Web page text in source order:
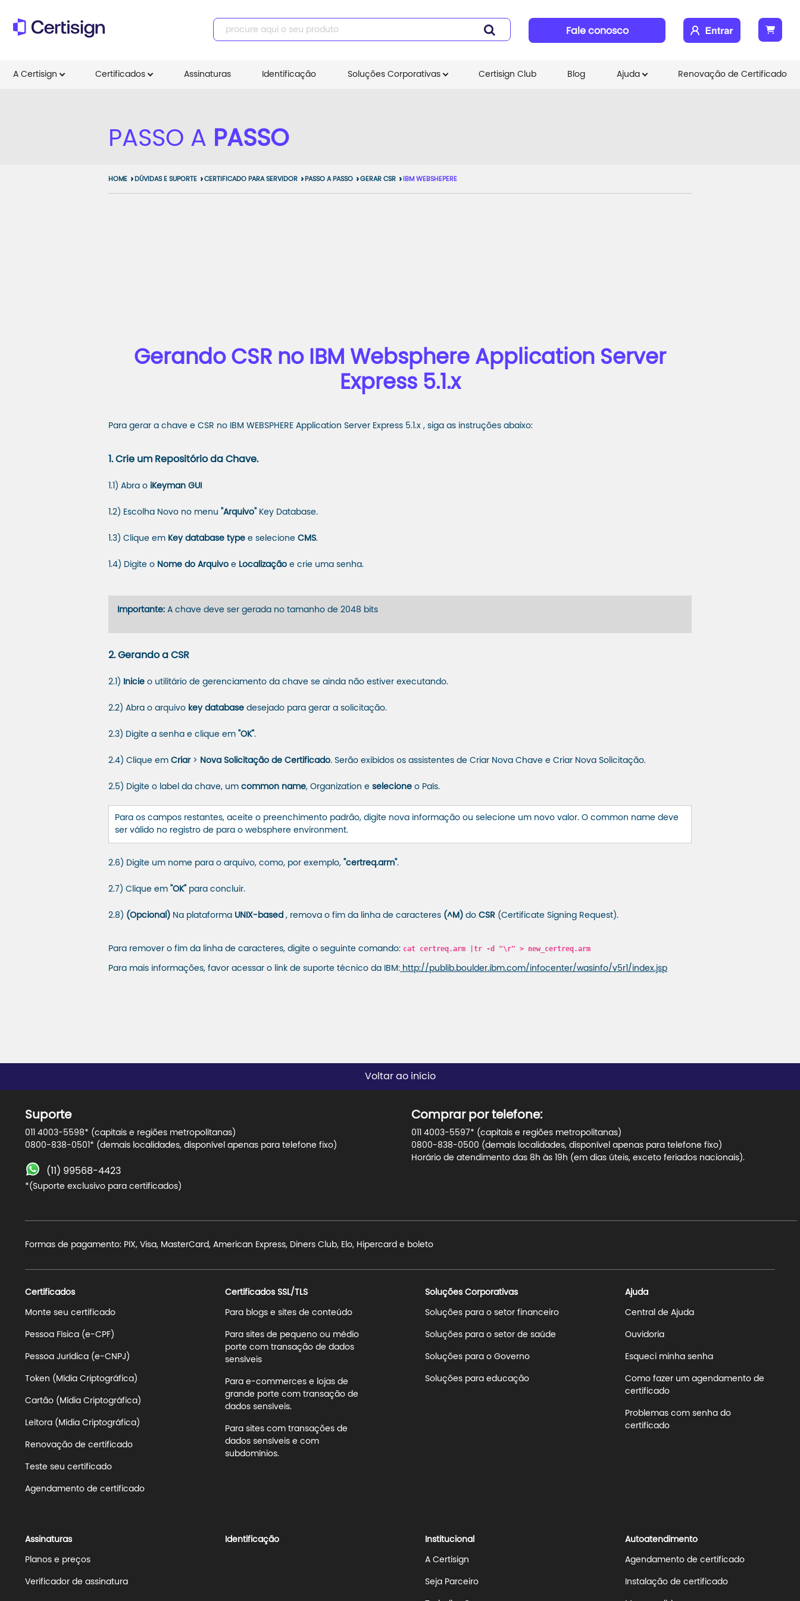
Fale conosco
A Certisign Certificados Assinaturas Identificação Soluções Corporativas Certisign Club Blog Ajuda Renovação de Certificado
PASSO A PASSO
HOME DÚVIDAS E SUPORTE CERTIFICADO PARA SERVIDOR PASSO A PASSO GERAR CSR IBM WEBSHEPERE
Gerando CSR no IBM Websphere Application Server
Express 5.1.x
Para gerar a chave e CSR no IBM WEBSPHERE Application Server Express 5.1.x , siga as instruções abaixo:
1. Crie um Repositório da Chave.
1.1) Abra o iKeyman GUI
1.2) Escolha Novo no menu "Arquivo" Key Database.
1.3) Clique em Key database type e selecione CMS.
1.4) Digite o Nome do Arquivo e Localização e crie uma senha.
Importante: A chave deve ser gerada no tamanho de 2048 bits
2. Gerando a CSR
2.1) Inicie o utilitário de gerenciamento da chave se ainda não estiver executando.
2.2) Abra o arquivo key database desejado para gerar a solicitação.
2.3) Digite a senha e clique em "OK" .
2.4) Clique em Criar> Nova Solicitação de Certificado. Serão exibidos os assistentes de Criar Nova Chave e Criar Nova Solicitação.
2.5) Digite o label da chave, um common name, Organization e selecione o País.
Para os campos restantes, aceite o preenchimento padrão, digite nova informação ou selecione um novo valor. O common name deve
ser válido no registro de para o websphere environment.
2.6) Digite um nome para o arquivo, como, por exemplo, "certreq.arm" .
2.7) Clique em "OK" para concluir.
2.8) (Opcional) Na plataforma UNIX-based , remova o fim da linha de caracteres (^M) do CSR (Certificate Signing Request).
Para remover o fim da linha de caracteres, digite o seguinte comando: cat certreq.arm |tr -d "\r" > new_certreq.arm
Para mais informações, favor acessar o link de suporte técnico da IBM: http://publib.boulder.ibm.com/infocenter/wasinfo/v5r1/index.jsp
Voltar ao início
Suporte
011 4003-5598* (capitais e regiões metropolitanas)
0800-838-0501* (demais localidades, disponível apenas para telefone fixo)
(11) 99568-4423
*(Suporte exclusivo para certificados)
Comprar por telefone:
011 4003-5597* (capitais e regiões metropolitanas)
0800-838-0500 (demais localidades, disponível apenas para telefone fixo)
Horário de atendimento das 8h às 19h (em dias úteis, exceto feriados nacionais).
Formas de pagamento: PIX, Visa, MasterCard, American Express, Diners Club, Elo, Hipercard e boleto
Certificados
Monte seu certificado
Pessoa Física (e-CPF)
Pessoa Jurídica (e-CNPJ)
Token (Mídia Criptográfica)
Cartão (Mídia Criptográfica)
Leitora (Mídia Criptográfica)
Renovação de certificado
Teste seu certificado
Agendamento de certificado
Certificados SSL/TLS
Para blogs e sites de conteúdo
Para sites de pequeno ou médio
porte com transação de dados
sensíveis
Para e-commerces e lojas de
grande porte com transação de
dados sensíveis.
Para sites com transações de
dados sensíveis e com
subdomínios.
Soluções Corporativas
Soluções para o setor financeiro
Soluções para o setor de saúde
Soluções para o Governo
Soluções para educação
Ajuda
Central de Ajuda
Ouvidoria
Esqueci minha senha
Como fazer um agendamento de
certificado
Problemas com senha do
certificado
Assinaturas
Planos e preços
Verificador de assinatura
Identificação Institucional
A Certisign
Seja Parceiro
Autoatendimento
Agendamento de certificado
Instalação de certificado